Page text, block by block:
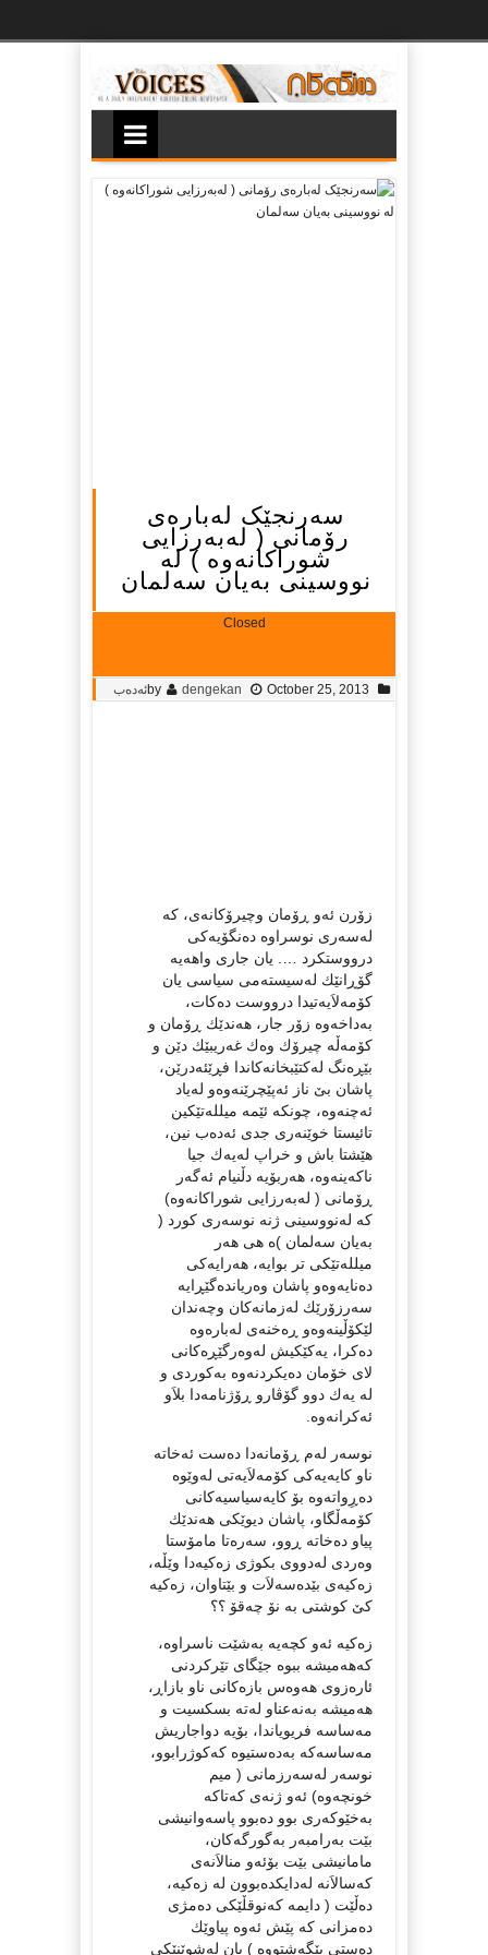
سه‌رنجێک له‌باره‌ی
رۆمانی ( له‌به‌رزایی
شوراكانه‌وه‌ ) له‌
نووسینی به‌یان سه‌لمان
Closed
by dengekan October 25, 2013 ئەدەب
زۆرن ئه‌و ڕۆمان وچیرۆكانه‌ی، كه‌
له‌سه‌ری نوسراوه‌ ده‌نگۆیه‌كی
درووستكرد …. یان جاری واهه‌یه‌
گۆڕانێك له‌سیسته‌می سیاسی یان
كۆمه‌لاَیه‌تیدا درووست ده‌كات،
به‌داخه‌وه‌ زۆر جار، هه‌ندێك ڕۆمان و
كۆمه‌ڵه‌ چیرۆك وه‌ك غه‌ریبێك دێن و
بێڕه‌نگ له‌كتێبخانه‌كاندا فڕێئه‌درێن،
پاشان بێ ناز ئه‌پێچرێنه‌وه‌و له‌یاد
ئه‌چنه‌وه‌، چونكه‌ ئێمه‌ میلله‌تێكین
تائیستا خوێنه‌ری جدی ئه‌ده‌ب نین،
هێشتا باش و خراپ له‌یه‌ك جیا
ناكه‌ینه‌وه‌، هه‌ربۆیه‌ دڵنیام ئه‌گه‌ر
ڕۆمانی ( له‌به‌رزایی شوراكانه‌وه‌)
كه‌ له‌نووسینی ژنه‌ نوسه‌ری كورد (
به‌یان سه‌لمان )ه‌ هی هه‌ر
میلله‌تێكی تر بوایه‌، هه‌رایه‌كی
ده‌نایه‌وه‌و پاشان وه‌ریانده‌گێڕایه‌
سه‌رزۆرێك له‌زمانه‌كان وچه‌ندان
لێكۆڵینه‌وه‌و ڕه‌خنه‌ی له‌باره‌وه‌
ده‌كرا، یه‌كێكیش له‌وه‌رگێڕه‌كانی
لای خۆمان ده‌یكردنه‌وه‌ به‌كوردی و
له‌ یه‌ك دوو گۆڤارو ڕۆژنامه‌دا بلاَو
ئه‌كرانه‌وه‌.
نوسه‌ر له‌م ڕۆمانه‌دا ده‌ست ئه‌خاته‌
ناو كایه‌یه‌كی كۆمه‌لاَیه‌تی له‌وێوه‌
ده‌ڕِواته‌وه‌ بۆ كایه‌سیاسیه‌كانی
كۆمه‌ڵگاو، پاشان دیوێكی هه‌ندێك
پیاو ده‌خاته‌ ڕوو، سه‌ره‌تا مامۆستا
وه‌ردی له‌دووی بكوژی زه‌كیه‌دا وێڵه‌،
زه‌كیه‌ی بێده‌سه‌لاَت و بێتاوان، زه‌كیه‌
كێ كوشتی به‌ نۆ چه‌قۆ ؟؟
زه‌كیه‌ ئه‌و كچه‌یه‌ به‌شێت ناسراوه‌،
كه‌هه‌میشه‌ ببوه‌ جێگای تێركردنی
ئاره‌زوی هه‌وه‌س بازه‌كانی ناو بازاڕ،
هه‌میشه‌ به‌نه‌عناو له‌ته‌ بسكسیت و
مه‌ساسه‌ فریویاندا، بۆیه‌ دواجاریش
مه‌ساسه‌كه‌ به‌ده‌ستیوه‌ كه‌كوژرابوو،
نوسه‌ر له‌سه‌رزمانی ( میم
خونچه‌وه‌) ئه‌و ژنه‌ی كه‌تاكه‌
به‌خێوكه‌ری بوو ده‌بوو پاسه‌وانیشی
بێت به‌رامبه‌ر به‌گورگه‌كان،
مامانیشی بێت بۆئه‌و منالاَنه‌ی
كه‌سالاَنه‌ له‌دایكده‌بوون له‌ زه‌كیه‌،
ده‌ڵێت ( دایمه‌ كه‌نوقڵێكی ده‌مژی
ده‌مزانی كه‌ پێش ئه‌وه‌ پیاوێك
ده‌ستی پێگه‌شتووه‌ ) یان له‌شوێنێكی